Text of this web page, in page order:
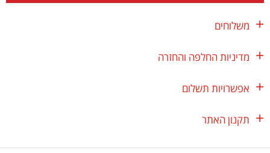
משלוחים
מדיניות החלפה והחזרה
אפשרויות תשלום
תקנון האתר